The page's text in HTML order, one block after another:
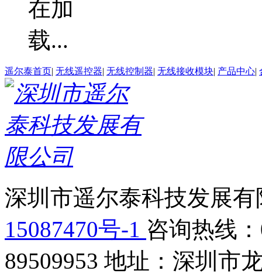
遥尔泰首页| 无线遥控器| 无线控制器| 无线接收模块| 产品中心|
深圳市遥尔泰科技发展
15087470号-1 咨询热线
89509953 地址：深圳市